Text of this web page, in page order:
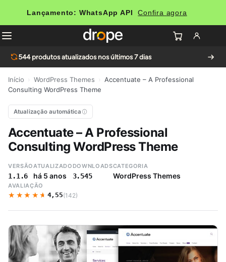
Lançamento: WhatsApp API Confira agora
544produtos atualizados nos últimos 7 dias
Início WordPress Themes
Accentuate – A Professional
Consulting WordPress Theme
Atualização automática
Accentuate – A Professional
Consulting WordPress Theme
VERSÃO
1.1.6
ATUALIZADO
há 5 anos
DOWNLOADS
3.545
CATEGORIA
WordPress Themes
AVALIAÇÃO
★★★★★
★★★★★ 4,55(142)